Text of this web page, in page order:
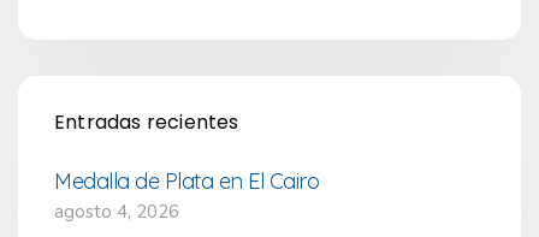
Entradas recientes
Medalla de Plata en El Cairo
agosto 4, 2026